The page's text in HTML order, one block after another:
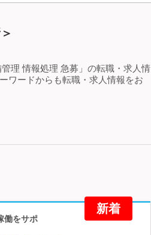
理 情報処理 急募」の転職・求人情
ワードからも転職・求人情報をお
新着
働をサポ